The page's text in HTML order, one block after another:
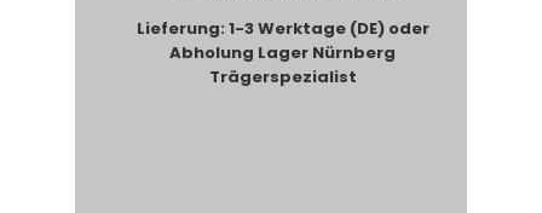
Lieferung: 1-3 Werktage (DE) oder
Abholung Lager Nürnberg
Trägerspezialist